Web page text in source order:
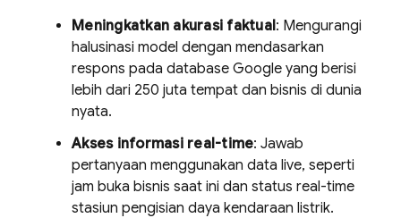
Meningkatkan akurasi faktual: Mengurangi
halusinasi model dengan mendasarkan
respons pada database Google yang berisi
lebih dari 250 juta tempat dan bisnis di dunia
nyata.
Akses informasi real-time: Jawab
pertanyaan menggunakan data live, seperti
jam buka bisnis saat ini dan status real-time
stasiun pengisian daya kendaraan listrik.